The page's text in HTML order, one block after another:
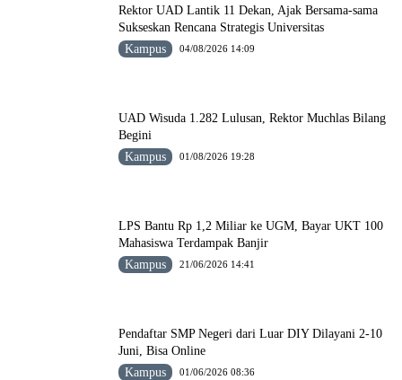
Rektor UAD Lantik 11 Dekan, Ajak Bersama-sama
Sukseskan Rencana Strategis Universitas
Kampus
04/08/2026 14:09
UAD Wisuda 1.282 Lulusan, Rektor Muchlas Bilang
Begini
Kampus
01/08/2026 19:28
LPS Bantu Rp 1,2 Miliar ke UGM, Bayar UKT 100
Mahasiswa Terdampak Banjir
Kampus
21/06/2026 14:41
Pendaftar SMP Negeri dari Luar DIY Dilayani 2-10
Juni, Bisa Online
Kampus
01/06/2026 08:36